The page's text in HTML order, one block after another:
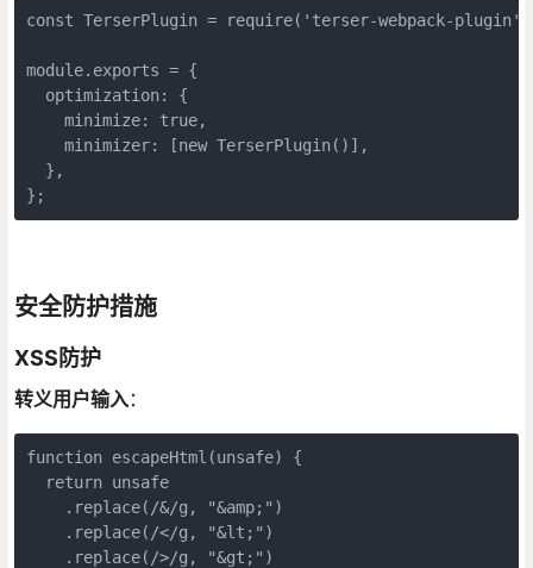
const TerserPlugin = require('terser-webpack-
module.exports = {
  optimization: {
    minimize: true,
    minimizer: [new TerserPlugin()],
  },
};
安全防护措施
XSS防护
转义用户输入：
function escapeHtml(unsafe) {
  return unsafe
    .replace(/&/g, "&amp;")
    .replace(/</g, "&lt;")
    .replace(/>/g, "&gt;")